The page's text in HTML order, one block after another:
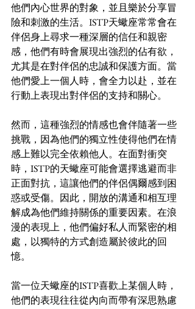
他們內心世界的對象，並且樂於分享冒
險和刺激的生活。ISTP天蠍座常常會在
伴侶身上尋求一種深層的信任和親密
感，他們有時會展現出強烈的佔有欲，
尤其是在對伴侶的忠誠和保護方面。當
他們愛上一個人時，會全力以赴，並在
行動上表現出對伴侶的支持和關心。
然而，這種強烈的情感也會伴隨著一些
挑戰，因為他們的獨立性使得他們在情
感上難以完全依賴他人。在面對衝突
時，ISTP的天蠍座可能會選擇逃避而非
正面對抗，這讓他們的伴侶偶爾感到困
惑或受傷。因此，開放的溝通和相互理
解成為他們維持關係的重要因素。在浪
漫的表現上，他們偏好私人而緊密的相
處，以獨特的方式創造屬於彼此的回
憶。
當一位天蠍座的ISTP喜歡上某個人時，
他們的表現往往從內向而帶有深思熟慮